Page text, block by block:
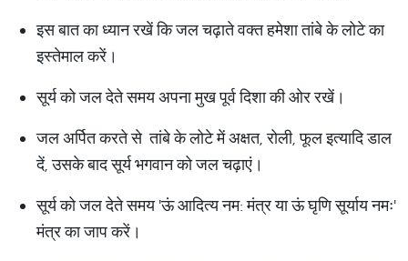
इस बात का ध्यान रखें कि जल चढ़ाते वक्त हमेशा तांबे के लोटे का
इस्तेमाल करें।
सूर्य को जल देते समय अपना मुख पूर्व दिशा की ओर रखें।
जल अर्पित करते से तांबे के लोटे में अक्षत, रोली, फूल इत्यादि डाल
दें, उसके बाद सूर्य भगवान को जल चढ़ाएं।
सूर्य को जल देते समय 'ऊं आदित्य नम: मंत्र या ऊं घृणि सूर्याय नमः'
मंत्र का जाप करें।